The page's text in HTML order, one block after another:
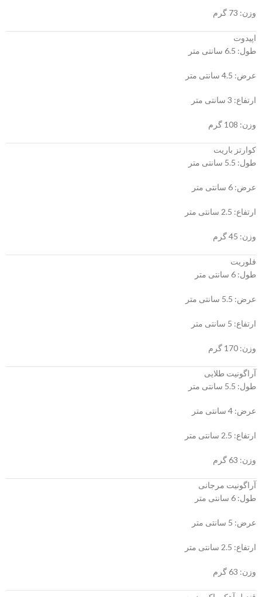
وزن: 73 گرم
اپیدوت
طول: 6.5 سانتی متر
عرض: 4.5 سانتی متر
ارتفاع: 3 سانتی متر
وزن: 108 گرم
کوارتز باریت
طول: 5.5 سانتی متر
عرض: 6 سانتی متر
ارتفاع: 2.5 سانتی متر
وزن: 45 گرم
فلوریت
طول: 6 سانتی متر
عرض: 5.5 سانتی متر
ارتفاع: 5 سانتی متر
وزن: 170 گرم
آراگونیت طلایی
طول: 5.5 سانتی متر
عرض: 4 سانتی متر
ارتفاع: 2.5 سانتی متر
وزن: 63 گرم
آراگونیت مرجانی
طول: 6 سانتی متر
عرض: 5 سانتی متر
ارتفاع: 2.5 سانتی متر
وزن: 63 گرم